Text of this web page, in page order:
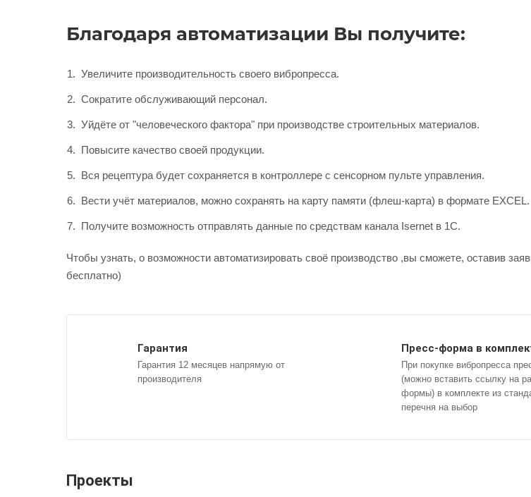
Благодаря автоматизации Вы получите:
Увеличите производительность своего вибропресса.
Сократите обслуживающий персонал.
Уйдёте от "человеческого фактора" при производстве строительных материалов.
Повысите качество своей продукции.
Вся рецептура будет сохраняется в контроллере с сенсорном пульте управления.
Вести учёт материалов, можно сохранять на карту памяти (флеш-карта) в формате EXCEL.
Получите возможность отправлять данные по средствам канала Isernet в 1С.
Чтобы узнать, о возможности автоматизировать своё производство ,вы сможете, оставив
бесплатно)
Гарантия
Гарантия 12 месяцев напрямую от
производителя
Пресс-форма в
При покупке вибропресса
(можно вставить ссылку на
формы) в комплекте из
перечня на выбор
Проекты